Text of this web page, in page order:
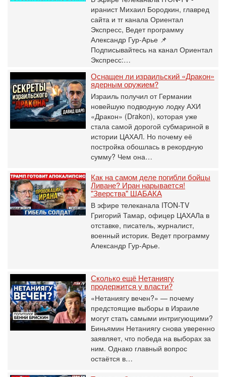
иранист Михаил Бородкин, главред
сайта и тг канала Ориентал
Экспресс, Ведет программу
Александр Гур-Арье 📌
Подписывайтесь на канал Ориентал
Экспресс:…
Оснащен ли израильский «Дракон»
ядерным оружием?
Израиль получил от Германии
новейшую подводную лодку АХИ
«Дракон» (Drakon), которая уже
стала самой дорогой субмариной в
истории ЦАХАЛ. Но почему её
постройка обошлась в рекордную
сумму? Чем она…
Как на самом деле погибли бойцы
Ливане? Иран нарывается!
"Зверства" ШАБАКА
В эфире телеканала ITON-TV
Григорий Тамар, офицер ЦАХАЛа в
отставке, писатель, журналист,
военный историк. Ведет программу
Александр Гур-Арье.
Сколько ещё Нетаниягу
продержится у власти?
«Нетаниягу вечен?» — почему
предстоящие выборы в Израиле
могут стать самыми интригующими?
Биньямин Нетаниягу снова уверенно
заявляет, что победа на выборах за
ним. Однако главный вопрос
остаётся в…